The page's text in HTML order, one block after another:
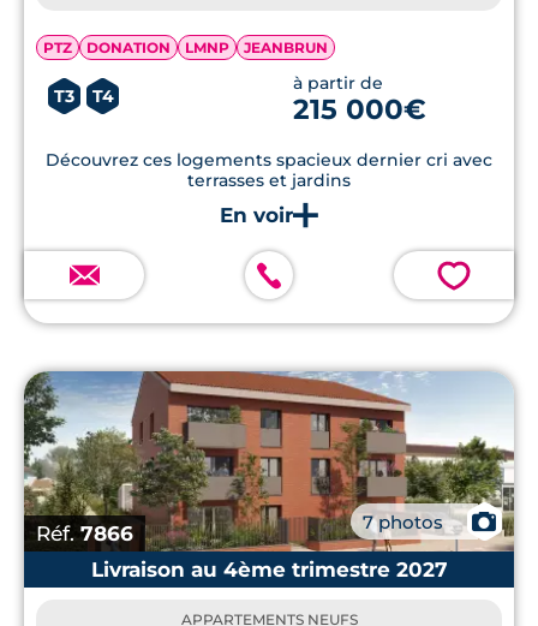
PTZ DONATION LMNP JEANBRUN
T3 T4
à partir de
215 000€
Découvrez ces logements spacieux dernier cri avec
terrasses et jardins
💗
Réf.7866 7 photos
📷
Livraison au 4ème trimestre 2027
APPARTEMENTS NEUFS